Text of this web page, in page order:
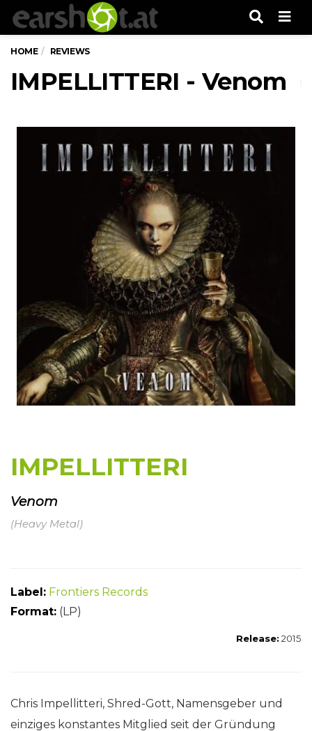
HOME REVIEWS
IMPELLITTERI - Venom
IMPELLITTERI
Venom
(Heavy Metal)
Label: Frontiers Records
Format: (LP)
Release: 2015
Chris Impellitteri, Shred-Gott, Namensgeber und
einziges konstantes Mitglied seit der Gründung